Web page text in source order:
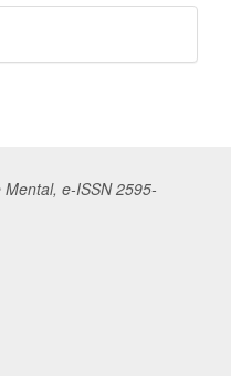
Mental, e-ISSN 2595-